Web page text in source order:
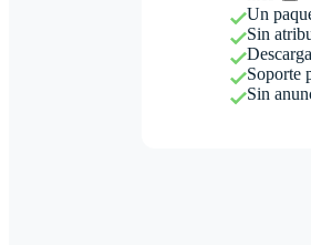
Un
Sin
Soporte
Sin